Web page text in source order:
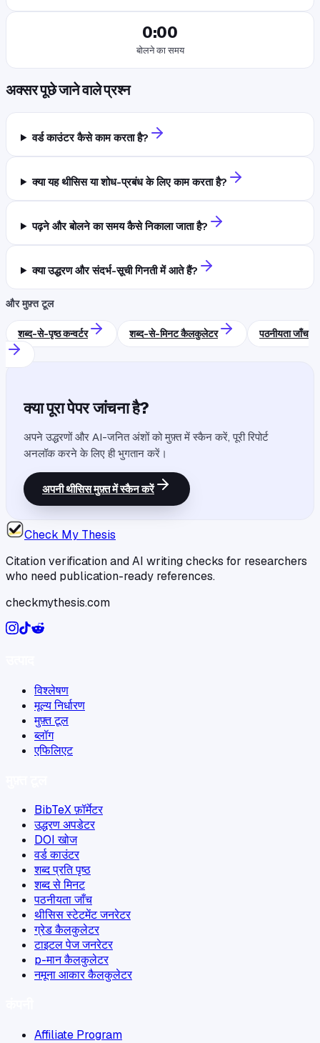
0:00
बोलने का समय
अक्सर पूछे जाने वाले प्रश्न
वर्ड काउंटर कैसे काम करता है?
क्या यह थीसिस या शोध-प्रबंध के लिए काम करता है?
पढ़ने और बोलने का समय कैसे निकाला जाता है?
क्या उद्धरण और संदर्भ-सूची गिनती में आते हैं?
और मुफ़्त टूल
शब्द-से-पृष्ठ कन्वर्टर शब्द-से-मिनट कैलकुलेटर पठनीयता जाँच
क्या पूरा पेपर जांचना है?
अपने उद्धरणों और AI-जनित अंशों को मुफ़्त में स्कैन करें, पूरी रिपोर्ट
अनलॉक करने के लिए ही भुगतान करें।
अपनी थीसिस मुफ़्त में स्कैन करें
Check My Thesis
Citation verification and AI writing checks for researchers
who need publication-ready references.
checkmythesis.com
विश्लेषण
मूल्य निर्धारण
मुफ़्त टूल
ब्लॉग
एफिलिएट
BibTeX फ़ॉर्मेटर
उद्धरण अपडेटर
DOI खोज
वर्ड काउंटर
शब्द प्रति पृष्ठ
शब्द से मिनट
पठनीयता जाँच
थीसिस स्टेटमेंट जनरेटर
ग्रेड कैलकुलेटर
टाइटल पेज जनरेटर
p-मान कैलकुलेटर
नमूना आकार कैलकुलेटर
Affiliate Program